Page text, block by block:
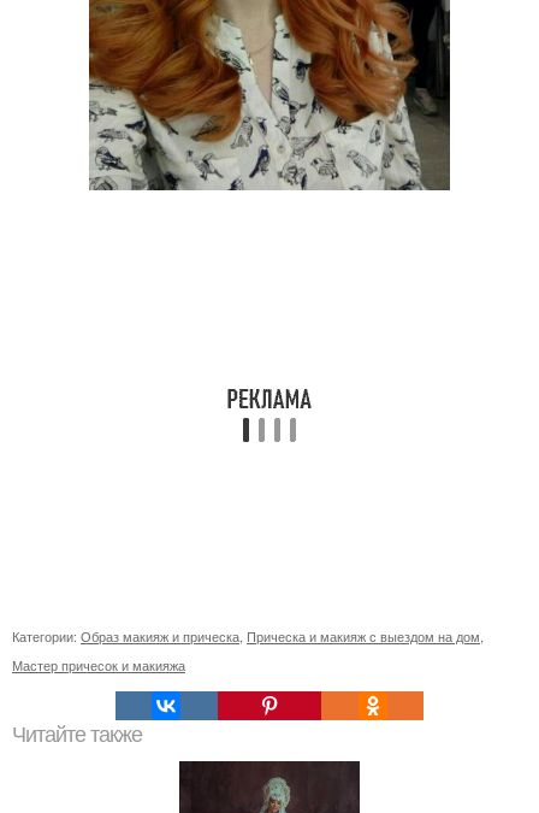
Категории: Образ макияж и прическа, Прическа и макияж с выездом на дом,
Мастер причесок и макияжа
Читайте также